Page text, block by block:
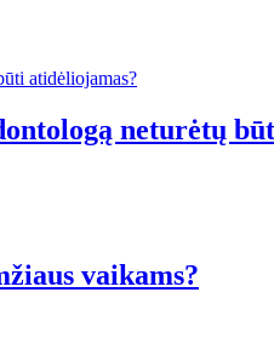
neturėtų
vaikams?